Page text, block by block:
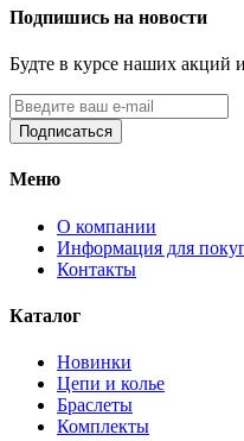
Подпишись на новости
Будте в курсе наших акций
Подписаться
Меню
О компании
Информация для
Контакты
Каталог
Новинки
Цепи и колье
Браслеты
Комплекты